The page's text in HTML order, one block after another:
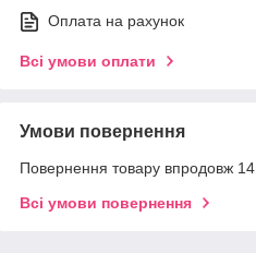
Оплата на рахунок
Всі умови оплати
Умови повернення
Повернення товару впродовж 14
Всі умови повернення